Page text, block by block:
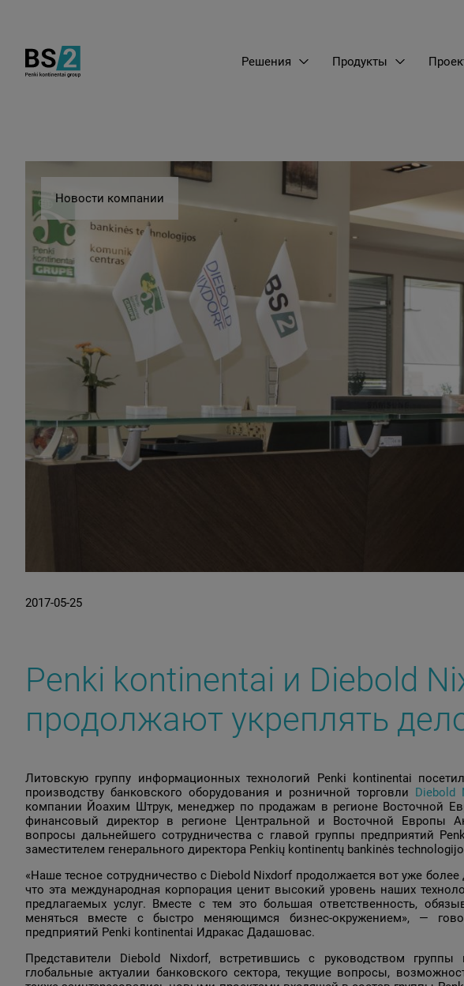
Решения Продукты
Новости компании
2017-05-25
Penki kontinentai и Diebold
продолжают укреплять
Литовскую группу информационных технологий Penki kontinentai
производству банковского оборудования и розничной торговли Diebold
компании Йоахим Штрук, менеджер по продажам в регионе Восточной
финансовый директор в регионе Центральной и Восточной Европы
вопросы дальнейшего сотрудничества с главой группы предприятий
заместителем генерального директора Penkių kontinentų bankinės
«Наше тесное сотрудничество с Diebold Nixdorf продолжается вот уже
что эта международная корпорация ценит высокий уровень наших
предлагаемых услуг. Вместе с тем это большая ответственность,
меняться вместе с быстро меняющимся бизнес-окружением», —
предприятий Penki kontinentai Идракас Дадашовас.
Представители Diebold Nixdorf, встретившись с руководством
глобальные актуалии банковского сектора, текущие вопросы,